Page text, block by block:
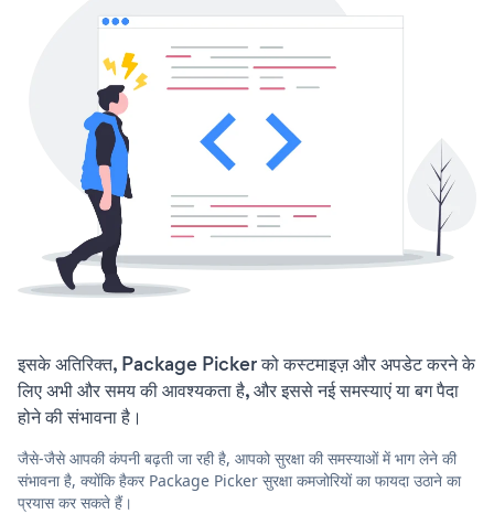
इसके अतिरिक्त, Package Picker को कस्टमाइज़ और अपडेट करने के
लिए अभी और समय की आवश्यकता है, और इससे नई समस्याएं या बग पैदा
होने की संभावना है।
जैसे-जैसे आपकी कंपनी बढ़ती जा रही है, आपको सुरक्षा की समस्याओं में भाग लेने की
संभावना है, क्योंकि हैकर Package Picker सुरक्षा कमजोरियों का फायदा उठाने का
प्रयास कर सकते हैं।